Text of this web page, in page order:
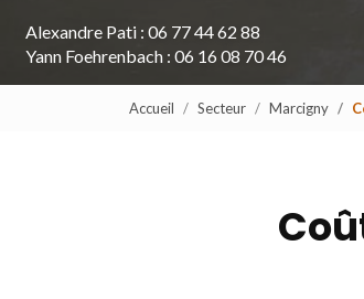
Alexandre Pati : 06 77 44 62 88
Yann Foehrenbach : 06 16 08 70 46
Accueil Secteur Marcigny